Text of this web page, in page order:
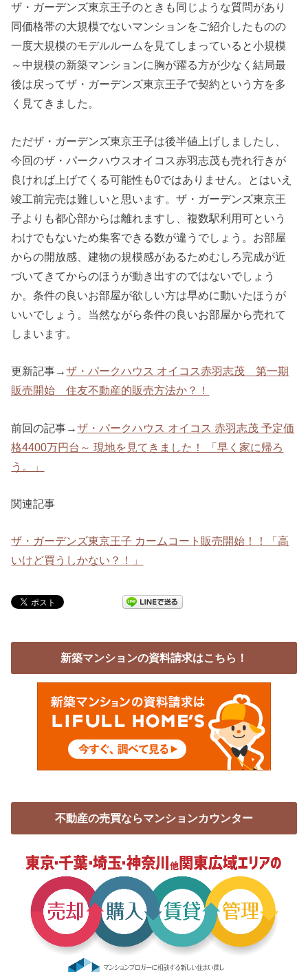
ザ・ガーデンズ東京王子のときも同じような質問があり
同価格帯の大規模でないマンションをご紹介したものの
一度大規模のモデルルームを見てしまっていると小規模
～中規模の新築マンションに胸が躍る方が少なく結局最
後は戻ってザ・ガーデンズ東京王子で契約という方を多
く見てきました。
ただザ・ガーデンズ東京王子は後半値上げしましたし、
今回のザ・パークハウスオイコス赤羽志茂も売れ行きが
良ければ上げてくる可能性も0ではありません。とはいえ
竣工前完売は難しいと思います。ザ・ガーデンズ東京王
子よりも都心部からは離れますし、複数駅利用可という
わけでもないため集客できる数が違うでしょう。お部屋
からの開放感、建物の規模感があるためむしろ完成が近
づいてきてからのほうが動き出すのではないでしょう
か。条件の良いお部屋が欲しい方は早めに動いたほうが
いいでしょう。当然ながら条件の良いお部屋から売れて
しまいます。
更新記事→ザ・パークハウス オイコス赤羽志茂 第一期
販売開始 住友不動産的販売方法か？！
前回の記事→ザ・パークハウス オイコス 赤羽志茂 予定価
格4400万円台～ 現地を見てきました！ 「早く家に帰ろ
う。」
関連記事
ザ・ガーデンズ東京王子 カームコート販売開始！！「高
いけど買うしかない？！」
新築マンションの資料請求はこちら！
不動産の売買ならマンションカウンター